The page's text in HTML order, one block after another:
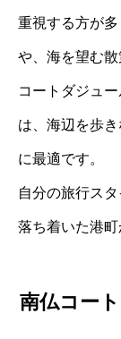
重視する方が
や、海を望む散
コートダジュ
は、海辺を歩
に最適です。
自分の旅行ス
落ち着いた港町
南仏コー